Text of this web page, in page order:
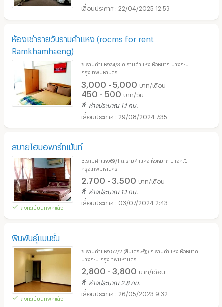
22/04/2025 12:59
ห้องเช่ารายวันรามคำแหง (rooms for rent
Ramkhamhaeng)
ซ.รามคำแหง24/3 ถ.รามคำแหง หัวหมาก บางกะปิ
กรุงเทพมหานคร
3,000 - 5,000 บาท/เดือน
450 - 500 บาท/วัน
ห่างประมาณ 1.1 กม.
29/08/2024 7:35
สบายโฮมอพาร์ทเม้นท์
ลงทะเบียนที่พักแล้ว
ซ.รามคำแหง69/1 ถ.รามคำแหง หัวหมาก บางกะปิ
กรุงเทพมหานคร
2,700 - 3,500 บาท/เดือน
ห่างประมาณ 1.1 กม.
03/07/2024 2:43
พินพันธุ์แมนชั่น
ลงทะเบียนที่พักแล้ว
ซ.รามคำแหง 52/2 (สินเศรษฐี)) ถ.รามคำแหง หัวหมาก
บางกะปิ กรุงเทพมหานคร
2,800 - 3,800 บาท/เดือน
ห่างประมาณ 2.8 กม.
26/05/2023 9:32